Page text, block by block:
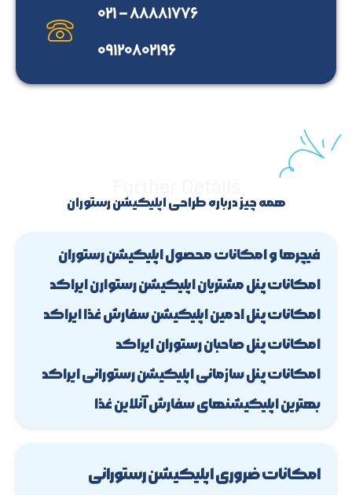
۸۸۸۸۱۷۷۶ - ۰۲۱
۰۹۱۲۰۸۰۲۱۹۶
همه چیز درباره طراحی اپلیکیشن رستوران
فیچرها و امکانات محصول اپلیکیشن رستوران
امکانات پنل مشتریان اپلیکیشن رستوارن ایراکد
امکانات پنل ادمین اپلیکیشن سفارش غذا ایراکد
امکانات پنل صاحبان رستوران ایراکد
امکانات پنل سازمانی اپلیکیشن رستورانی ایراکد
بهترین اپلیکیشنهای سفارش آنلاین غذا
امکانات ضروری اپلیکیشن رستورانی